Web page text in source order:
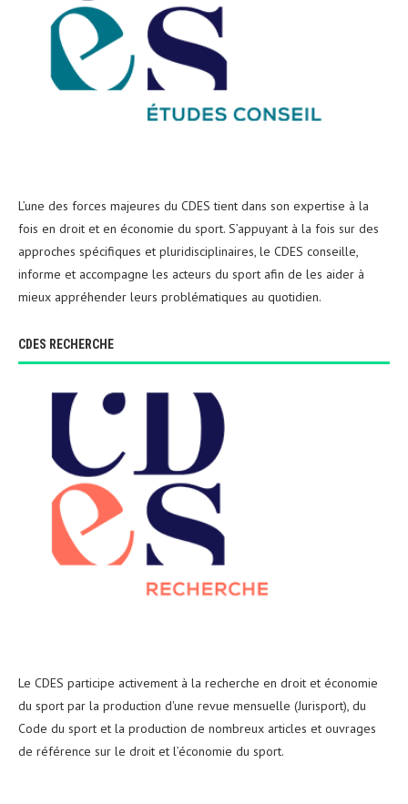
L’une des forces majeures du CDES tient dans son expertise à la
fois en droit et en économie du sport. S’appuyant à la fois sur des
approches spécifiques et pluridisciplinaires, le CDES conseille,
informe et accompagne les acteurs du sport afin de les aider à
mieux appréhender leurs problématiques au quotidien.
CDES RECHERCHE
Le CDES participe activement à la recherche en droit et économie
du sport par la production d'une revue mensuelle (Jurisport), du
Code du sport et la production de nombreux articles et ouvrages
de référence sur le droit et l’économie du sport.